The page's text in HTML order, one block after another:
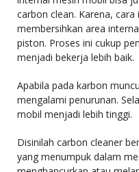
carbon clean. Karena,
membersihkan area
piston. Proses ini cukup
menjadi bekerja lebih baik.
Apabila pada karbon
mengalami penurunan.
mobil menjadi lebih tinggi.
Disinilah carbon cleaner
yang menumpuk dalam